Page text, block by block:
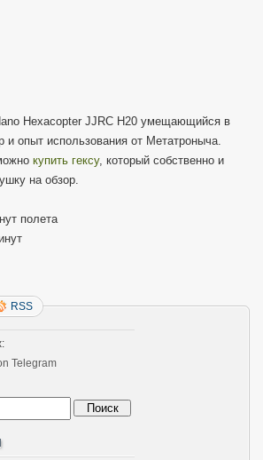
Hexacopter JJRC H20 умещающийся в
опыт использования от Метатроныча.
купить гексу, который собственно и
на обзор.
полета
RSS